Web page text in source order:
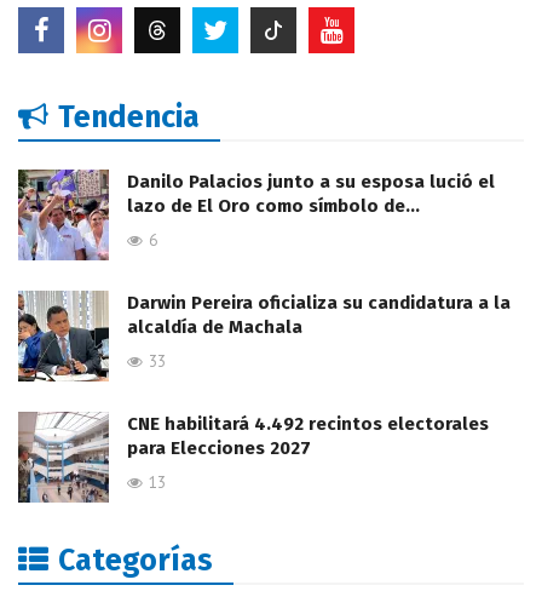
Tendencia
Danilo Palacios junto a su esposa lució el
lazo de El Oro como símbolo de…
6
Darwin Pereira oficializa su candidatura a la
alcaldía de Machala
33
CNE habilitará 4.492 recintos electorales
para Elecciones 2027
13
Categorías